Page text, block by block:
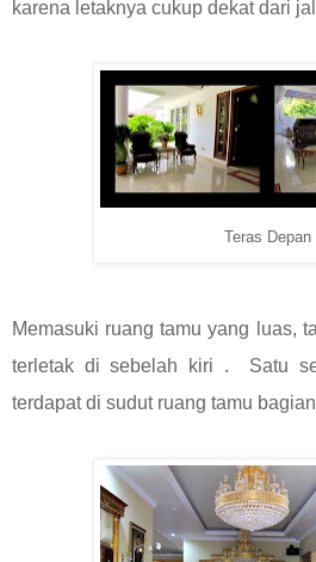
karena letaknya cukup dekat dari
Teras Depan
Memasuki ruang tamu yang luas,
terletak di sebelah kiri . Satu
terdapat di sudut ruang tamu